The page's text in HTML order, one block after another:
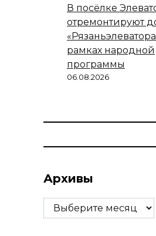
В посёлке
отремонтируют
рамках народной
программы
06.08.2026
Архивы
Архивы